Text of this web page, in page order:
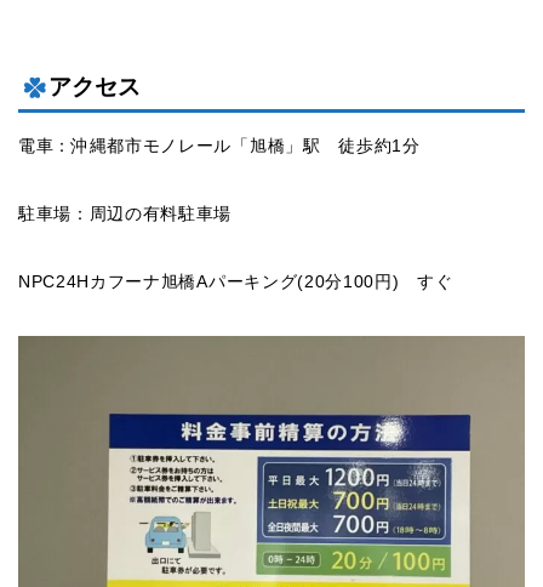
アクセス
電車：沖縄都市モノレール「旭橋」駅 徒歩約1分
駐車場：周辺の有料駐車場
NPC24Hカフーナ旭橋Aパーキング(20分100円) すぐ